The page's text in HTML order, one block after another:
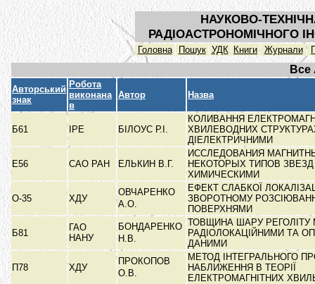
НАУКОВО-
РАДІОАСТРОНОМІЧНОГО
Головна Пошук УДК Книги Журнали
Все
Авторський
знак
Робота
виконана
в
Автор Назва
Б61 ІРЕ БІЛОУС Р.І.
КОЛИВАННЯ
ХВИЛЕВОДНИХ
ДІЕЛЕКТРИЧНИМИ
Е56 САО РАН ЕЛЬКИН В.Г.
ИССЛЕДОВАНИЯ
НЕКОТОРЫХ ТИПОВ
ХИМИЧЕСКИМИ
О-35 ХДУ
ОВЧАРЕНКО
А.О.
ЕФЕКТ СЛАБКОЇ
ЗВОРОТНОМУ
ПОВЕРХНЯМИ
Б81
ГАО
НАНУ
БОНДАРЕНКО
Н.В.
ТОВЩИНА ШАРУ РЕГОЛІТУ
РАДІОЛОКАЦІЙНИМИ ТА
ДАНИМИ
П78 ХДУ
ПРОКОПОВ
О.В.
МЕТОД ІНТЕГРАЛЬНОГО
НАБЛИЖЕННЯ В ТЕОРІЇ
ЕЛЕКТРОМАГНІТНИХ